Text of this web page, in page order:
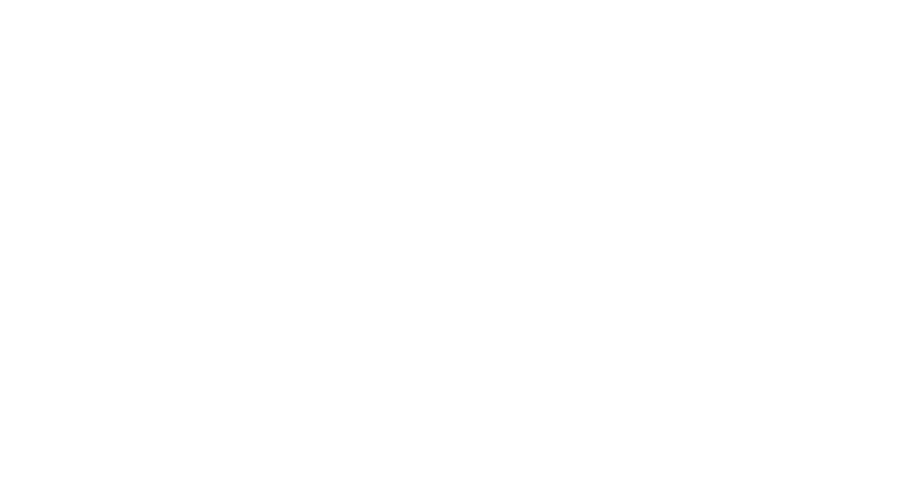
y pocos sabemos cómo explicar y donde también compartiré contigo las cosas que me conmueven,